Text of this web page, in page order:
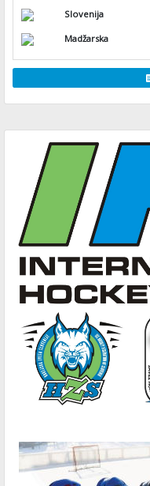
Slovenija
Madžarska